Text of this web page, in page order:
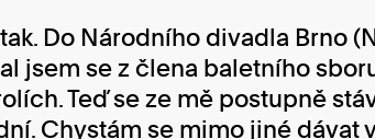
Do Národního divadla Brno
jsem se z člena baletního
Teď se ze mě postupně
Chystám se mimo jiné dávat